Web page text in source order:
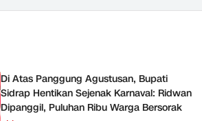
Di Atas Panggung Agustusan, Bupati
Sidrap Hentikan Sejenak Karnaval: Ridwan
Dipanggil, Puluhan Ribu Warga Bersorak